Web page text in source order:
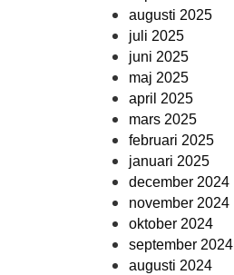
augusti 2025
juli 2025
juni 2025
maj 2025
april 2025
mars 2025
februari 2025
januari 2025
december 2024
november 2024
oktober 2024
september 2024
augusti 2024